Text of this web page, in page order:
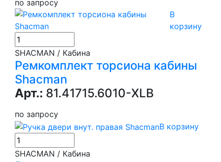
по запросу
В
корзину
SHACMAN / Кабина
Ремкомплект торсиона кабины
Shacman
Арт.: 81.41715.6010-XLB
по запросу
В корзину
SHACMAN / Кабина